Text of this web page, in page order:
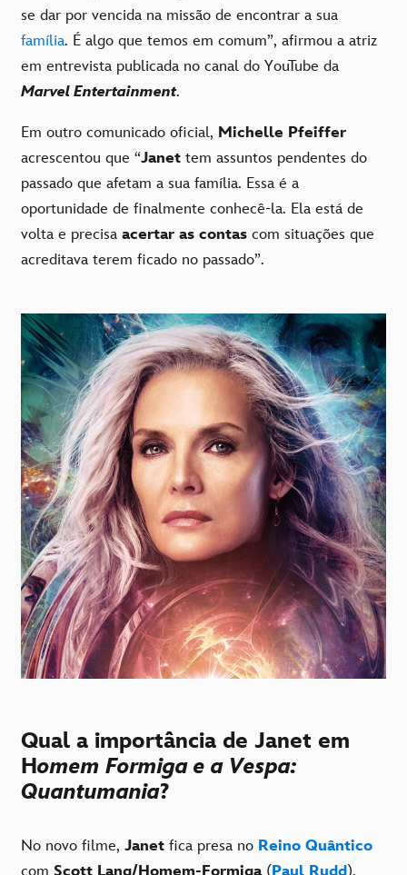
se dar por vencida na missão de encontrar a sua
família. É algo que temos em comum”, afirmou a atriz
em entrevista publicada no canal do YouTube da
Marvel Entertainment.
Em outro comunicado oficial, Michelle Pfeiffer
acrescentou que “Janet tem assuntos pendentes do
passado que afetam a sua família. Essa é a
oportunidade de finalmente conhecê-la. Ela está de
volta e precisa acertar as contas com situações que
acreditava terem ficado no passado”.
Qual a importância de Janet em
Homem Formiga e a Vespa:
Quantumania?
No novo filme, Janet fica presa no Reino Quântico
com Scott Lang/Homem-Formiga(Paul Rudd),